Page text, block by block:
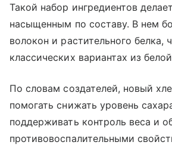
Такой набор ингредиентов
насыщенным по составу. В нем
волокон и растительного белка,
классических вариантах из
По словам создателей, новый
помогать снижать уровень
поддерживать контроль веса и
противовоспалительными